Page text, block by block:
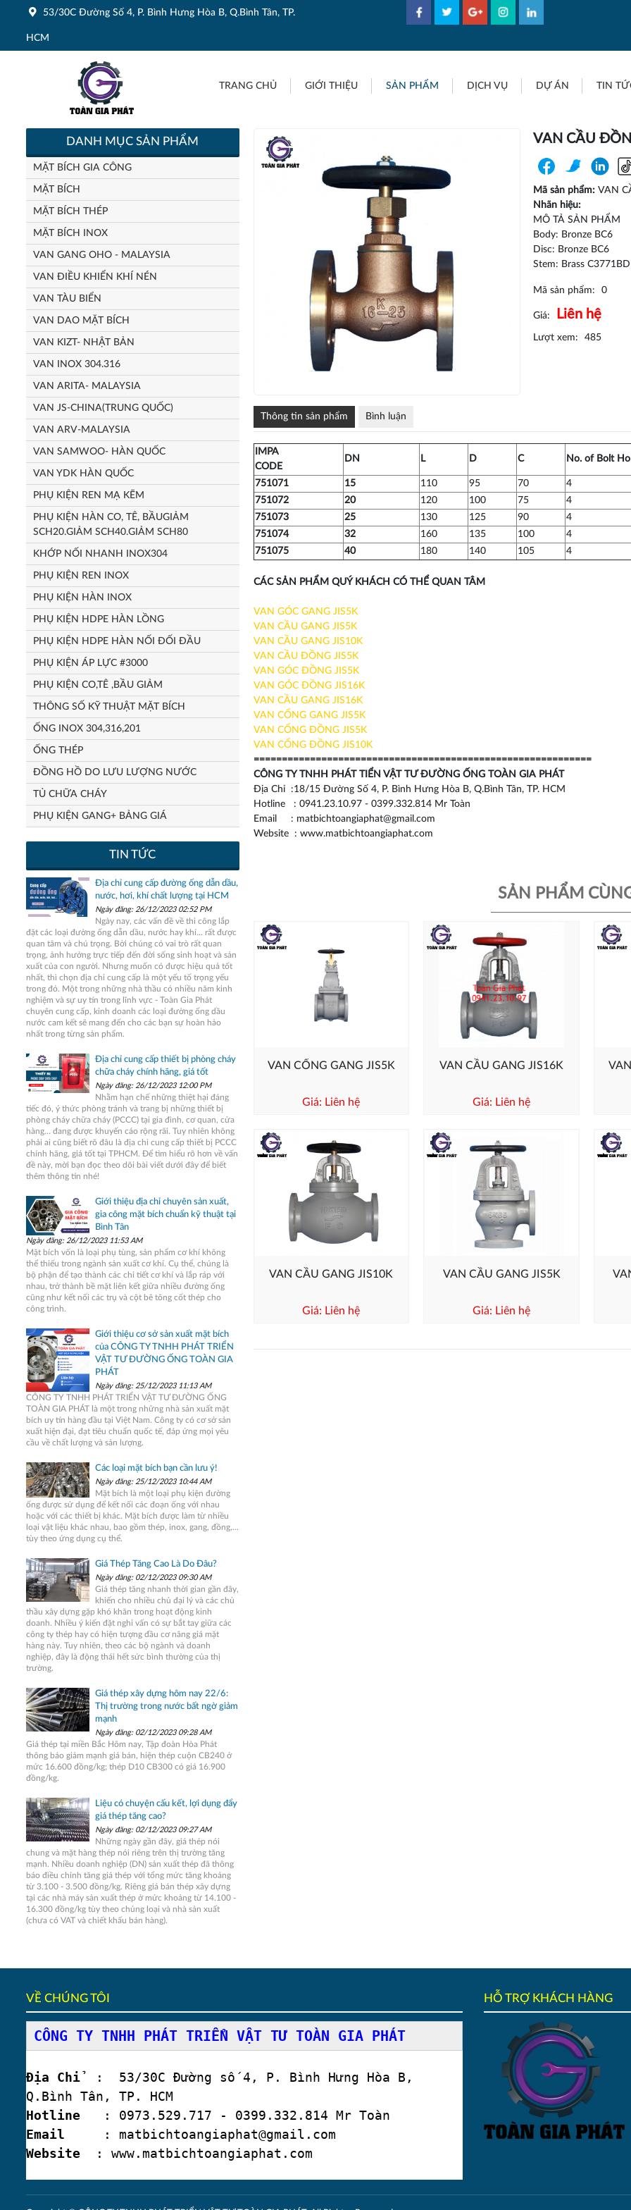
53/30C Đường Số 4, P. Bình Hưng Hòa B, Q.Bình Tân, TP.
HCM
TRANG CHỦ GIỚI THIỆU SẢN PHẨM DỊCH VỤ DỰ ÁN TIN
VAN CẦU
Mã sản phẩm:VAN
Nhãn hiệu:
MÔ TẢ SẢN PHẨM
Body: Bronze BC6
Disc: Bronze BC6
Stem: Brass C3771BD
Mã sản phẩm: 0
Giá: Liên hệ
Lượt xem: 485
Thông tin sản phẩm Bình luận
IMPA
CODE
DN L D C No. of Bolt
751071 15 110 95 70
4
751072
20 120 100 75
4
751073
25 130 125 90
4
751074
32 160 135 100
4
751075
40 180 140 105 4
CÁC SẢN PHẨM QUÝ KHÁCH CÓ THỂ QUAN TÂM
VAN GÓC GANG JIS5K
VAN CẦU GANG JIS5K
VAN CẦU GANG JIS10K
VAN CẦU ĐỒNG JIS5K
VAN GÓC ĐỒNG JIS5K
VAN GÓC ĐỒNG JIS16K
VAN CẦU GANG JIS16K
VAN CỔNG GANG JIS5K
VAN CỔNG ĐỒNG JIS5K
VAN CỔNG ĐỒNG JIS10K
============================================================
CÔNG TY TNHH PHÁT TIỂN VẬT TƯ ĐƯỜNG ỐNG TOÀN GIA PHÁT
Địa Chỉ :18/15 Đường Số 4, P. Bình Hưng Hòa B, Q.Bình Tân, TP. HCM
Hotline : 0941.23.10.97 - 0399.332.814 Mr Toàn
Email : matbichtoangiaphat@gmail.com
Website : www.matbichtoangiaphat.com
SẢN PHẨM
VAN CỔNG GANG JIS5K
Giá: Liên hệ
VAN CẦU GANG JIS16K
Giá: Liên hệ
VAN CẦU GANG JIS10K
Giá: Liên hệ
VAN CẦU GANG JIS5K
Giá: Liên hệ
DANH MỤC SẢN PHẨM
MẶT BÍCH GIA CÔNG
MẶT BÍCH
MẶT BÍCH THÉP
MẶT BÍCH INOX
VAN GANG OHO - MALAYSIA
VAN ĐIỀU KHIỂN KHÍ NÉN
VAN TÀU BIỂN
VAN DAO MẶT BÍCH
VAN KIZT- NHẬT BẢN
VAN INOX 304.316
VAN ARITA- MALAYSIA
VAN JS-CHINA(TRUNG QUỐC)
VAN ARV-MALAYSIA
VAN SAMWOO- HÀN QUỐC
VAN YDK HÀN QUỐC
PHỤ KIỆN REN MẠ KẼM
PHỤ KIỆN HÀN CO, TÊ, BẦUGIẢM
SCH20.GIẢM SCH40.GIẢM SCH80
KHỚP NỐI NHANH INOX304
PHỤ KIỆN REN INOX
PHỤ KIỆN HÀN INOX
PHỤ KIỆN HDPE HÀN LỒNG
PHỤ KIỆN HDPE HÀN NỐI ĐỐI ĐẦU
PHỤ KIỆN ÁP LỰC #3000
PHỤ KIỆN CO,TÊ ,BẦU GIẢM
THÔNG SỐ KỸ THUẬT MẶT BÍCH
ỐNG INOX 304,316,201
ỐNG THÉP
ĐỒNG HỒ DO LƯU LƯỢNG NƯỚC
TỦ CHỮA CHÁY
PHỤ KIỆN GANG+ BẢNG GIÁ
TIN TỨC
Địa chỉ cung cấp đường ống dẫn dầu,
nước, hơi, khí chất lượng tại HCM
Ngày đăng: 26/12/2023 02:52 PM
Ngày nay, các vấn đề về thi công lắp
đặt các loại đường ống dẫn dầu, nước hay khí... rất được
quan tâm và chú trọng. Bởi chúng có vai trò rất quan
trọng, ảnh hưởng trực tiếp đến đời sống sinh hoạt và sản
xuất của con người. Nhưng muốn có được hiệu quả tốt
nhất, thì chọn địa chỉ cung cấp là một yếu tố trọng yếu
trong đó. Một trong những nhà thầu có nhiều năm kinh
nghiệm và sự uy tín trong lĩnh vực - Toàn Gia Phát
chuyên cung cấp, kinh doanh các loại đường ống dầu
nước cam kết sẽ mang đến cho các bạn sự hoàn hảo
nhất trong từng sản phẩm.
Địa chỉ cung cấp thiết bị phòng cháy
chữa cháy chính hãng, giá tốt
Ngày đăng: 26/12/2023 12:00 PM
Nhằm hạn chế những thiệt hại đáng
tiếc đó, ý thức phòng tránh và trang bị những thiết bị
phòng cháy chữa cháy (PCCC) tại gia đình, cơ quan, cửa
hàng… đang được khuyến cáo rộng rãi. Tuy nhiên không
phải ai cũng biết rõ đâu là địa chỉ cung cấp thiết bị PCCC
chính hãng, giá tốt tại TPHCM. Để tìm hiểu rõ hơn về vấn
đề này, mời bạn đọc theo dõi bài viết dưới đây để biết
thêm thông tin nhé!
Giới thiệu địa chỉ chuyên sản xuất,
gia công mặt bích chuẩn kỹ thuật tại
Bình Tân
Ngày đăng: 26/12/2023 11:53 AM
Mặt bích vốn là loại phụ tùng, sản phẩm cơ khí không
thể thiếu trong ngành sản xuất cơ khí. Cụ thể, chúng là
bộ phận để tạo thành các chi tiết cơ khí và lắp ráp với
nhau, trở thành bề mặt liên kết giữa nhiều đường ống
cũng như kết nối các trụ và cột bê tông cốt thép cho
công trình.
Giới thiệu cơ sở sản xuất mặt bích
của CÔNG TY TNHH PHÁT TRIỂN
VẬT TƯ ĐƯỜNG ỐNG TOÀN GIA
PHÁT
Ngày đăng: 25/12/2023 11:13 AM
CÔNG TY TNHH PHÁT TRIỂN VẬT TƯ ĐƯỜNG ỐNG
TOÀN GIA PHÁT là một trong những nhà sản xuất mặt
bích uy tín hàng đầu tại Việt Nam. Công ty có cơ sở sản
xuất hiện đại, đạt tiêu chuẩn quốc tế, đáp ứng mọi yêu
cầu về chất lượng và sản lượng.
Các loại mặt bích bạn cần lưu ý!
Ngày đăng: 25/12/2023 10:44 AM
Mặt bích là một loại phụ kiện đường
ống được sử dụng để kết nối các đoạn ống với nhau
hoặc với các thiết bị khác. Mặt bích được làm từ nhiều
loại vật liệu khác nhau, bao gồm thép, inox, gang, đồng,...
tùy theo ứng dụng cụ thể.
Giá Thép Tăng Cao Là Do Đâu?
Ngày đăng: 02/12/2023 09:30 AM
Giá thép tăng nhanh thời gian gần đây,
khiến cho nhiều chủ đại lý và các chủ
thầu xây dựng gặp khó khăn trong hoạt động kinh
doanh. Nhiều ý kiến đặt nghi vấn có sự bắt tay giữa các
công ty thép hay có hiện tượng đầu cơ nâng giá mặt
hàng này. Tuy nhiên, theo các bộ ngành và doanh
nghiệp, đây là động thái hết sức bình thường của thị
trường.
Giá thép xây dựng hôm nay 22/6:
Thị trường trong nước bất ngờ giảm
mạnh
Ngày đăng: 02/12/2023 09:28 AM
Giá thép tại miền Bắc Hôm nay, Tập đoàn Hòa Phát
thông báo giảm mạnh giá bán, hiện thép cuộn CB240 ở
mức 16.600 đồng/kg; thép D10 CB300 có giá 16.900
đồng/kg.
Liệu có chuyện cấu kết, lợi dụng đẩy
giá thép tăng cao?
Ngày đăng: 02/12/2023 09:27 AM
Những ngày gần đây, giá thép nói
chung và mặt hàng thép nói riêng trên thị trường tăng
mạnh. Nhiều doanh nghiệp (DN) sản xuất thép đã thông
báo điều chỉnh tăng giá thép với tổng mức tăng khoảng
từ 3.100 - 3.500 đồng/kg. Riêng giá bán thép xây dựng
tại các nhà máy sản xuất thép ở mức khoảng từ 14.100 -
16.300 đồng/kg tùy theo chủng loại và nhà sản xuất
(chưa có VAT và chiết khấu bán hàng).
VỀ CHÚNG TÔI
CÔNG TY TNHH PHÁT TRIỂN VẬT TƯ TOÀN GIA PHÁT
Địa Chỉ: 53/30C Đường số 4, P. Bình Hưng Hòa B,
Q.Bình Tân, TP. HCM
Hotline : 0973.529.717 - 0399.332.814 Mr Toàn
Email : matbichtoangiaphat@gmail.com
Website : www.matbichtoangiaphat.com
HỖ TRỢ KHÁCH HÀNG